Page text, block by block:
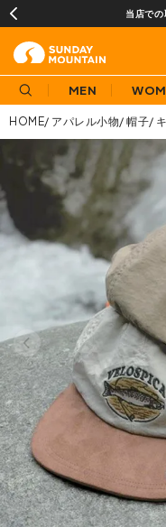
当店で
MEN
HOME アパレル小物 帽子